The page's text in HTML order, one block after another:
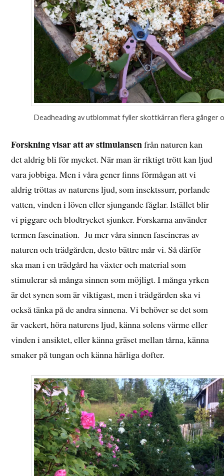
Deadheading av utblommat fyller skottkärran flera gånger
Forskning visar att av stimulansenfrån naturen kan
det aldrig bli för mycket. När man är riktigt trött kan ljud
vara jobbiga. Men i våra gener finns förmågan att vi
aldrig tröttas av naturens ljud, som insektssurr, porlande
vatten, vinden i löven eller sjungande fåglar. Istället blir
vi piggare och blodtrycket sjunker. Forskarna använder
termen fascination. Ju mer våra sinnen fascineras av
naturen och trädgården, desto bättre mår vi. Så därför
ska man i en trädgård ha växter och material som
stimulerar så många sinnen som möjligt. I många yrken
är det synen som är viktigast, men i trädgården ska vi
också tänka på de andra sinnena. Vi behöver se det som
är vackert, höra naturens ljud, känna solens värme eller
vinden i ansiktet, eller känna gräset mellan tårna, känna
smaker på tungan och känna härliga dofter.